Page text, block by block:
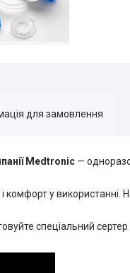
для замовлення
Medtronic —
комфорт у використанні.
спеціальний